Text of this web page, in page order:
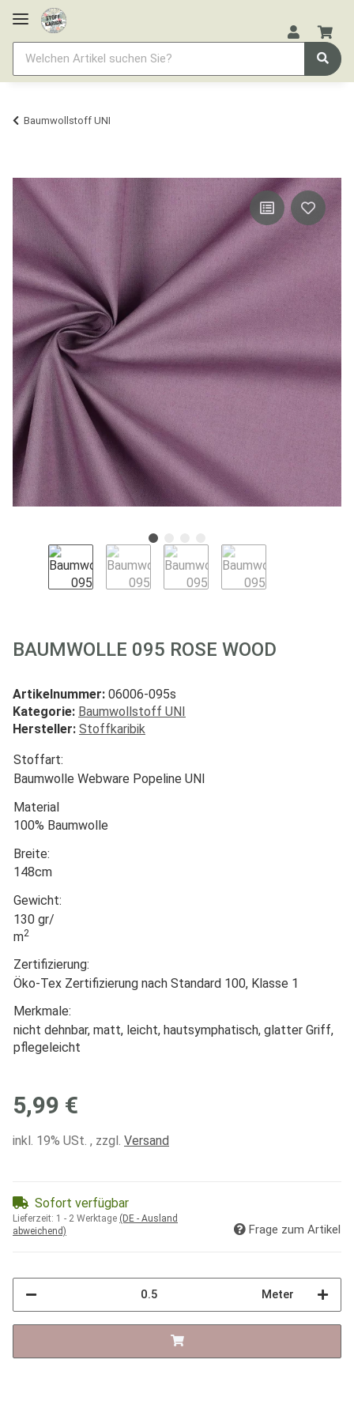
Baumwollstoff UNI
BAUMWOLLE 095 ROSE WOOD
Artikelnummer: 06006-095s
Kategorie: Baumwollstoff UNI
Hersteller: Stoffkaribik
Stoffart:
Baumwolle Webware Popeline UNI
Material
100% Baumwolle
Breite:
148cm
Gewicht:
130 gr/
m2
Zertifizierung:
Öko-Tex Zertifizierung nach Standard 100, Klasse 1
Merkmale:
nicht dehnbar, matt, leicht, hautsymphatisch, glatter Griff,
pflegeleicht
5,99 €
inkl. 19% USt. , zzgl. Versand
Sofort verfügbar
Lieferzeit: 1 - 2 Werktage (DE - Ausland
abweichend)
Frage zum Artikel
Meter